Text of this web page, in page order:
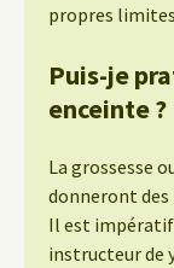
propres
Puis-je
enceinte ?
La grossesse
donneront
Il est
instructeur de